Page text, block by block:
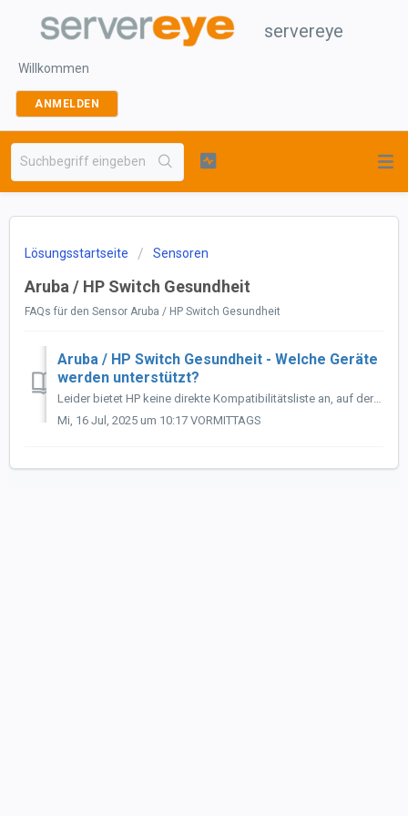
servereye
Willkommen
ANMELDEN
Lösungsstartseite Sensoren
Aruba / HP Switch Gesundheit
FAQs für den Sensor Aruba / HP Switch Gesundheit
Aruba / HP Switch Gesundheit - Welche Geräte
werden unterstützt?
Leider bietet HP keine direkte Kompatibilitätsliste an, auf der sich so etwas einfach nachprüfen lässt. Unser Sensor prüft die uns bekannten SNMP MIBs für A...
Mi, 16 Jul, 2025 um 10:17 VORMITTAGS